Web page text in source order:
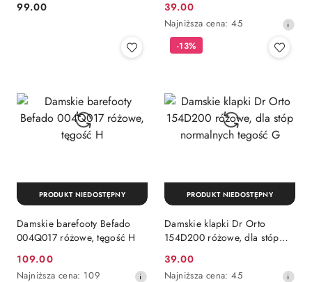
Cena:
99.00
Cena
promocyjna:
39.00
Najniższa
cena
obniżką
Najniższa cena: 45
Damskie barefooty Befado
004Q017 różowe, tęgość H
Cena
109.00
Najniższa
Najniższa cena: 109
PRODUKT NIEDOSTĘPNY
Damskie klapki Dr Orto
154D200 różowe, dla stóp
Cena
39.00
Najniższa
Najniższa cena: 45
-13%
PRODUKT NIEDOSTĘPNY